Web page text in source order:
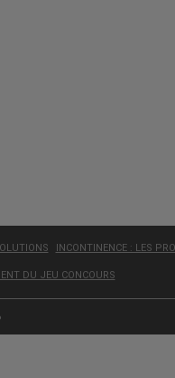
INCONTINENCE : LES
DU JEU CONCOURS